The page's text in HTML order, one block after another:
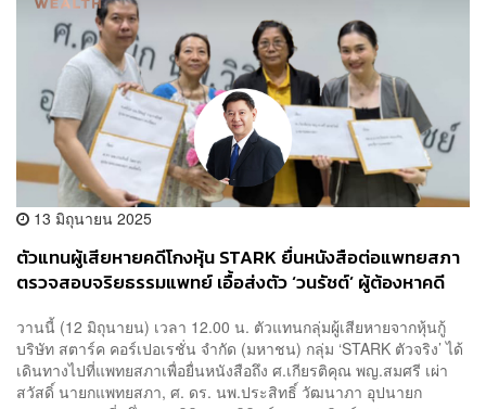
13 มิถุนายน 2025
ตัวแทนผู้เสียหายคดีโกงหุ้น STARK ยื่นหนังสือต่อแพทยสภา
ตรวจสอบจริยธรรมแพทย์ เอื้อส่งตัว ‘วนรัชต์’ ผู้ต้องหาคดี
วานนี้ (12 มิถุนายน) เวลา 12.00 น. ตัวแทนกลุ่มผู้เสียหายจากหุ้นกู้
บริษัท สตาร์ค คอร์เปอเรชั่น จำกัด (มหาชน) กลุ่ม ‘STARK ตัวจริง’ ได้
เดินทางไปที่แพทยสภาเพื่อยื่นหนังสือถึง ศ.เกียรติคุณ พญ.สมศรี เผ่า
สวัสดิ์ นายกแพทยสภา, ศ. ดร. นพ.ประสิทธิ์ วัฒนาภา อุปนายก